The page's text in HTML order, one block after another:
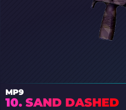
MP9
10. SAND DASHED